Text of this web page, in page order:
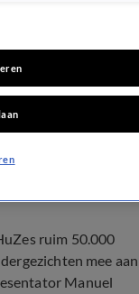
pijn
ruim 50.000
mee aan
Manuel